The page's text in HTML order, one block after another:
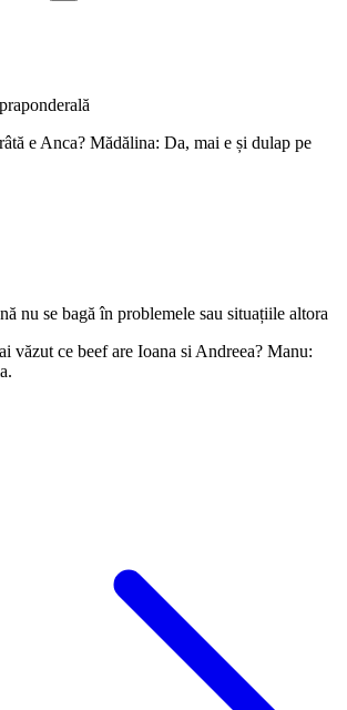
e Anca? Mădălina: Da, mai e și dulap pe
nu se bagă în problemele sau situațiile altora
văzut ce beef are Ioana si Andreea? Manu: